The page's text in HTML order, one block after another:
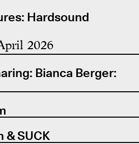
Hardsound
2026
Bianca Berger:
& SUCK